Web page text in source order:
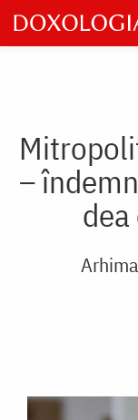
Skip
to
main
–